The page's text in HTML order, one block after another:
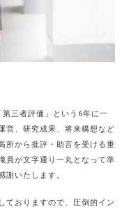
三者評価」という6年に一
営、研究成果、将来構想など
所から批評・助言を受ける重
員が文字通り一丸となって準
いたします。
おりますので、 圧倒的 イン